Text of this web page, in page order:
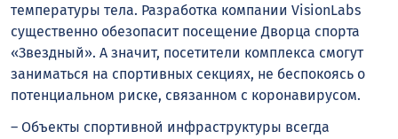
температуры тела. Разработка компании VisionLabs
существенно обезопасит посещение Дворца спорта
«Звездный». А значит, посетители комплекса смогут
заниматься на спортивных секциях, не беспокоясь о
потенциальном риске, связанном с коронавирусом.
– Объекты спортивной инфраструктуры всегда